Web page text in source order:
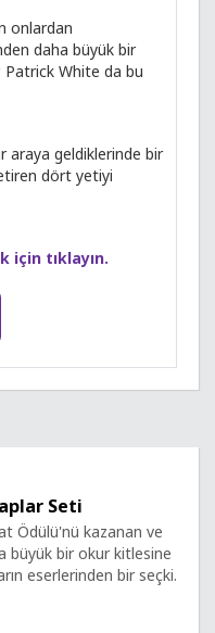
onlardan
daha büyük bir
Patrick White da bu
araya geldiklerinde bir
dört yetiyi
için tıklayın.
Seti
Ödülü'nü kazanan ve
büyük bir okur kitlesine
eserlerinden bir seçki.